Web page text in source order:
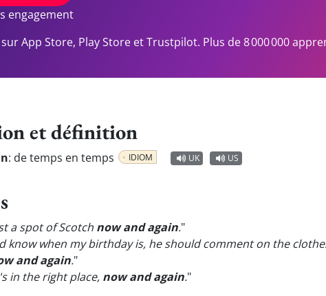
engagement
App Store, Play Store et Trustpilot. Plus de 8 000 000
et définition
: de temps en temps IDIOM UK US
a spot of Scotch now and again."
know when my birthday is, he should comment on the
and again."
in the right place, now and again."